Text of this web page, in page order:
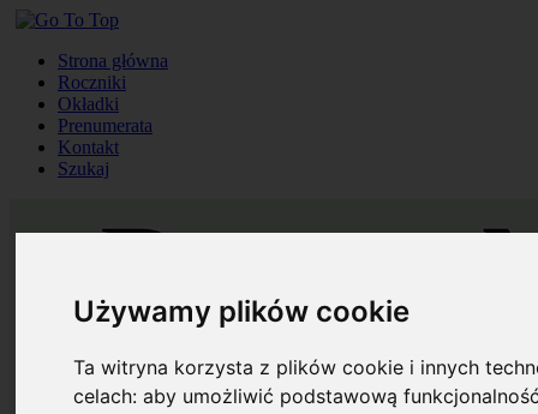
Używamy plików cookie
Ta witryna korzysta z plików cookie i innych
celach:aby umożliwić podstawową
Strona główna
Roczniki
Okładki
Prenumerata
Kontakt
Szukaj